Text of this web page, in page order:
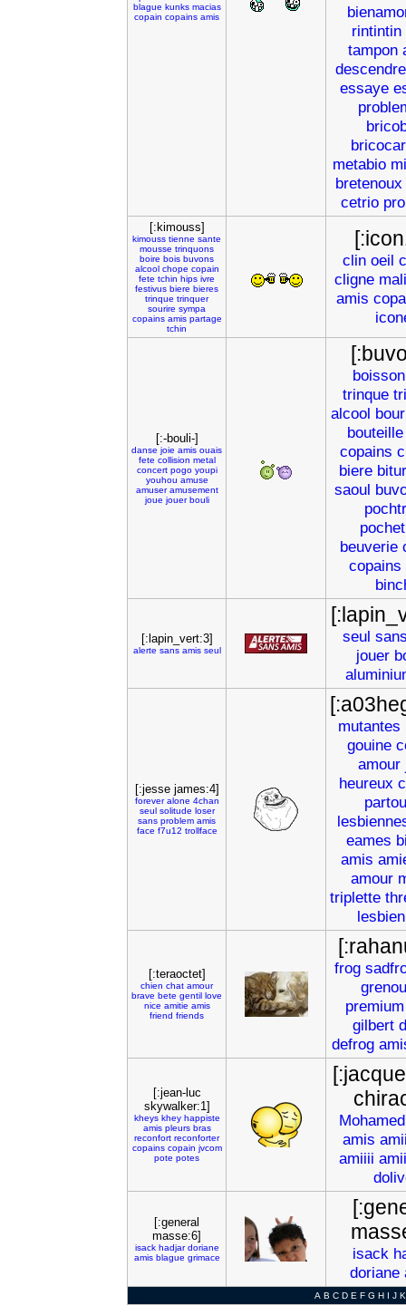
blague kunks macias
copain copains amis
rintintin
tampon
descendre
essaye
metabio
bretenoux
cetrio
[:kimouss]
kimouss tienne sante
mousse trinquons
boire bois buvons
alcool chope copain
fete tchin hips ivre
festivus biere bieres
trinque trinquer
sourire sympa
copains amis partage
tchin
clin oeil
cligne
amis
[:-bouli-]
danse joie amis ouais
fete collision metal
concert pogo youpi
youhou amuse
amuser amusement
joue jouer bouli
boisson
trinque
alcool
bouteille
copains
biere
saoul
beuverie
copains
[:lapin_vert:3]
alerte sans amis seul
seul
jouer
[:jesse james:4]
forever alone 4chan
seul solitude loser
sans problem amis
face f7u12 trollface
mutantes
gouine
amour
heureux
eames
amis
amour
triplette
[:teraoctet]
chien chat amour
brave bete gentil love
nice amitie amis
friend friends
frog
premium
gilbert
defrog
[:jean-luc
skywalker:1]
kheys khey happiste
amis pleurs bras
reconfort reconforter
copains copain jvcom
pote potes
Mohamed
amis
amiiii
[:general
masse:6]
isack hadjar doriane
amis blague grimace isack
doriane
A B C D E F G H I J K